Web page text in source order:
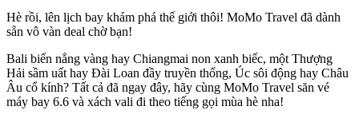
Hè rồi, lên lịch bay khám phá thế giới thôi! MoMo Travel đã dành
sẵn vô vàn deal chờ bạn!
Bali biển nắng vàng hay Chiangmai non xanh biếc, một Thượng
Hải sầm uất hay Đài Loan đầy truyền thống, Úc sôi động hay Châu
Âu cổ kính? Tất cả đã ngay đây, hãy cùng MoMo Travel săn vé
máy bay 6.6 và xách vali đi theo tiếng gọi mùa hè nha!